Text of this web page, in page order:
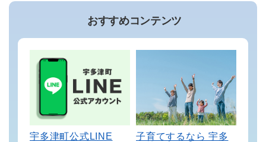
おすすめコンテンツ
宇多津町公式LINE
子育てするなら 宇多